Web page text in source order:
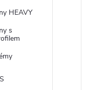
HEAVY
s